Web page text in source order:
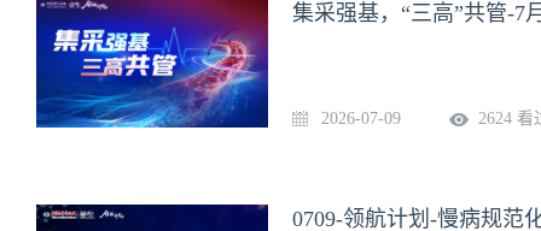
集采强基，“三高”共管-7
2026-07-09 2624 看
0709-领航计划-慢病规范